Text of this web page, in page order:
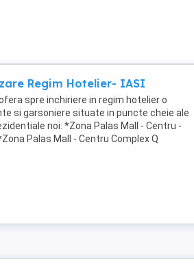
...
Regim Hotelier- IASI
spre inchiriere in regim hotelier o
si garsoniere situate in puncte cheie ale
noi: *Zona Palas Mall - Centru -
Palas Mall - Centru Complex Q
...